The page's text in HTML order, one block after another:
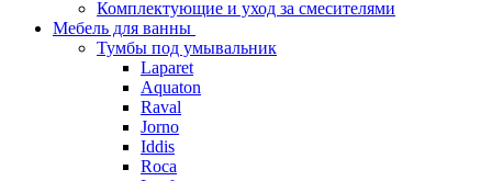
Комплектующие и уход за смесителями
Мебель для ванны
Тумбы под умывальник
Laparet
Aquaton
Raval
Jorno
Iddis
Roca